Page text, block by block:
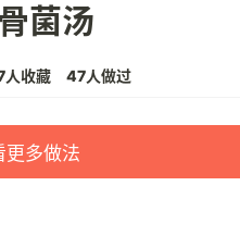
菌汤
收藏 47人做过
更多做法